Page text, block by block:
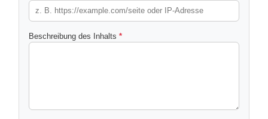
Beschreibung des Inhalts *(Pflichtfeld)